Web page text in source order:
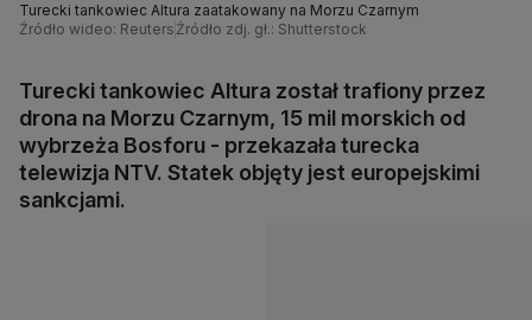
Turecki tankowiec Altura zaatakowany na Morzu Czarnym
Źródło wideo: Reuters Źródło zdj. gł.: Shutterstock
Turecki tankowiec Altura został trafiony przez
drona na Morzu Czarnym, 15 mil morskich od
wybrzeża Bosforu - przekazała turecka
telewizja NTV. Statek objęty jest europejskimi
sankcjami.